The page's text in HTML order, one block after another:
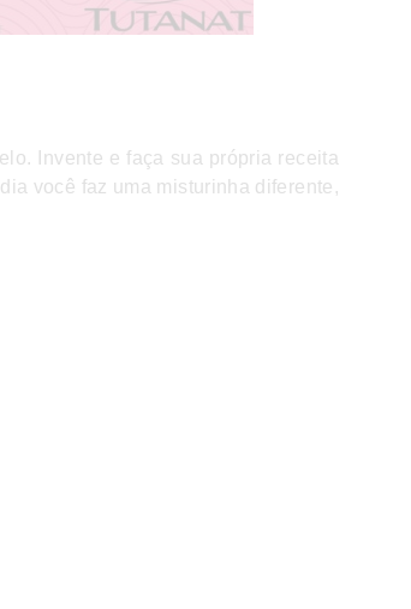
Invente e faça sua própria receita
você faz uma misturinha diferente,